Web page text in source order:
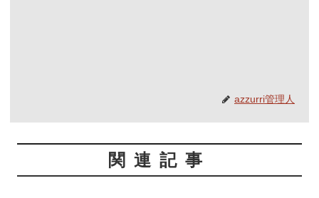
azzurri管理人
関連記事